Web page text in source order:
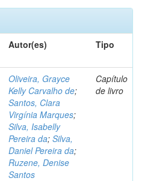
Autor(es) Tipo
Oliveira, Grayce
Kelly Carvalho de;
Santos, Clara
Virgínia Marques;
Silva, Isabelly
Pereira da; Silva,
Daniel Pereira da;
Ruzene, Denise
Santos
Capítulo
de livro